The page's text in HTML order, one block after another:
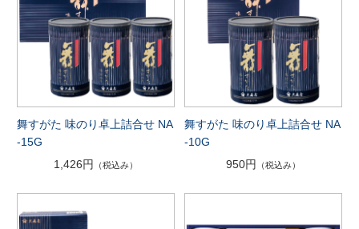
舞すがた 味のり卓上詰合せ NA
-15G
1,426円
（税込み）
舞すがた 味のり卓上詰合せ NA
-10G
950円
（税込み）